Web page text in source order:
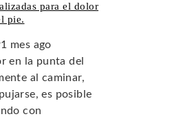
para el dolor
pie.
1 mes ago
en la punta del
al caminar,
es posible
con